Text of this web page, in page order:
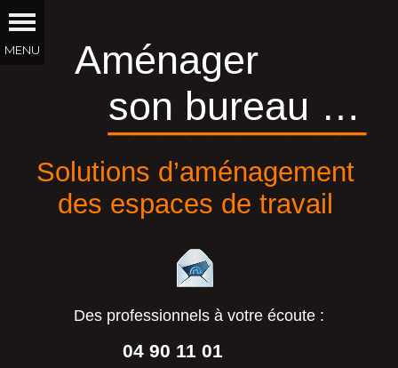
Aménager
son bureau …
Solutions d’aménagement
des espaces de travail
Des professionnels à votre écoute :
04 90 11 01
__________